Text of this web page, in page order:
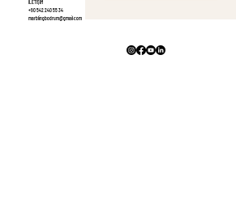
İLETİŞİM
+90 542 240 55 34
marblingbodrum@gmail.com